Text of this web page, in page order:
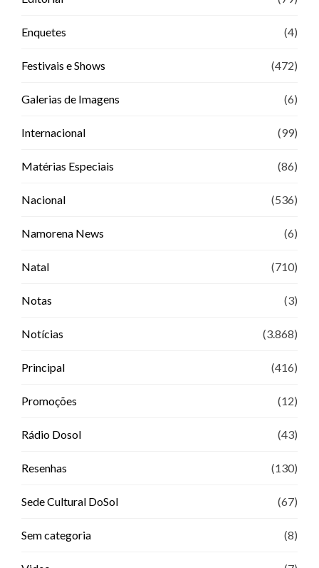
Enquetes (4)
Festivais e Shows (472)
Galerias de Imagens (6)
Internacional (99)
Matérias Especiais (86)
Nacional (536)
Namorena News (6)
Natal (710)
Notas (3)
Notícias (3.868)
Principal (416)
Promoções (12)
Rádio Dosol (43)
Resenhas (130)
Sede Cultural DoSol (67)
Sem categoria (8)